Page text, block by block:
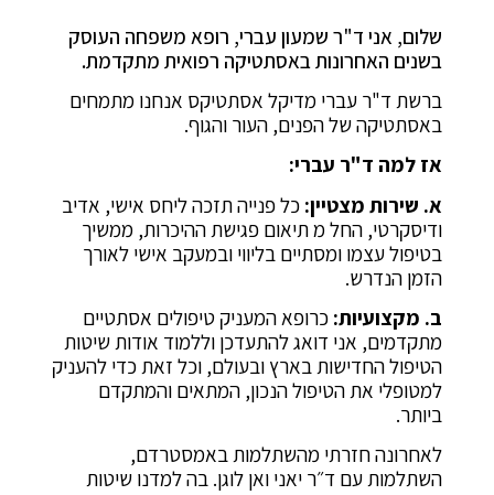
שלום, אני ד"ר שמעון עברי, רופא משפחה העוסק
בשנים האחרונות באסתטיקה רפואית מתקדמת.
ברשת ד"ר עברי מדיקל אסתטיקס אנחנו מתמחים
באסתטיקה של הפנים, העור והגוף.
אז למה ד"ר עברי:
א. שירות מצטיין: כל פנייה תזכה ליחס אישי, אדיב
ודיסקרטי, החל מ תיאום פגישת ההיכרות, ממשיך
בטיפול עצמו ומסתיים בליווי ובמעקב אישי לאורך
הזמן הנדרש.
ב. מקצועיות: כרופא המעניק טיפולים אסתטיים
מתקדמים, אני דואג להתעדכן וללמוד אודות שיטות
הטיפול החדישות בארץ ובעולם, וכל זאת כדי להעניק
למטופלי את הטיפול הנכון, המתאים והמתקדם
ביותר.
לאחרונה חזרתי מהשתלמות באמסטרדם,
השתלמות עם ד״ר יאני ואן לוגן. בה למדנו שיטות